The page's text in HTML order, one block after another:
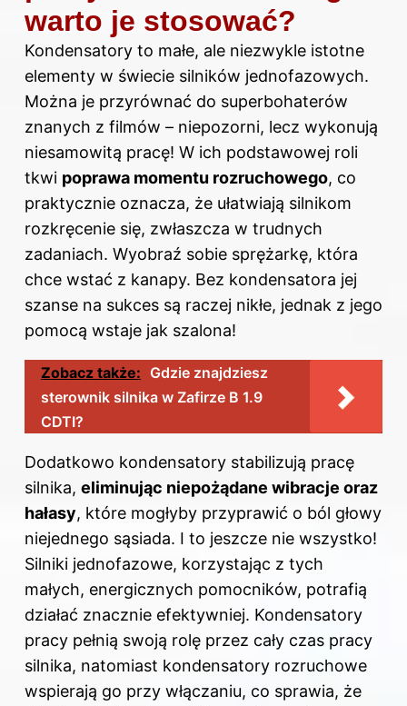
warto je stosować?
Kondensatory to małe, ale niezwykle istotne
elementy w świecie silników jednofazowych.
Można je przyrównać do superbohaterów
znanych z filmów – niepozorni, lecz wykonują
niesamowitą pracę! W ich podstawowej roli
tkwi poprawa momentu rozruchowego, co
praktycznie oznacza, że ułatwiają silnikom
rozkręcenie się, zwłaszcza w trudnych
zadaniach. Wyobraź sobie sprężarkę, która
chce wstać z kanapy. Bez kondensatora jej
szanse na sukces są raczej nikłe, jednak z jego
pomocą wstaje jak szalona!
Zobacz także: Gdzie znajdziesz
sterownik silnika w Zafirze B 1.9
CDTI?
Dodatkowo kondensatory stabilizują pracę
silnika, eliminując niepożądane wibracje oraz
hałasy, które mogłyby przyprawić o ból głowy
niejednego sąsiada. I to jeszcze nie wszystko!
Silniki jednofazowe, korzystając z tych
małych, energicznych pomocników, potrafią
działać znacznie efektywniej. Kondensatory
pracy pełnią swoją rolę przez cały czas pracy
silnika, natomiast kondensatory rozruchowe
wspierają go przy włączaniu, co sprawia, że